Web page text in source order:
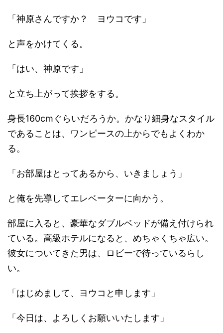
「神原さんですか？ ヨウコです」
と声をかけてくる。
「はい、神原です」
と立ち上がって挨拶をする。
身長160cmぐらいだろうか。かなり細身なスタイル
であることは、ワンピースの上からでもよくわか
る。
「お部屋はとってあるから、いきましょう」
と俺を先導してエレベーターに向かう。
部屋に入ると、豪華なダブルベッドが備え付けられ
ている。高級ホテルになると、めちゃくちゃ広い。
彼女についてきた男は、ロビーで待っているらし
い。
「はじめまして、ヨウコと申します」
「今日は、よろしくお願いいたします」